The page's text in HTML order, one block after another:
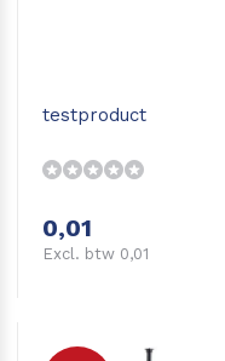
testproduct
0,01
Excl. btw 0,01